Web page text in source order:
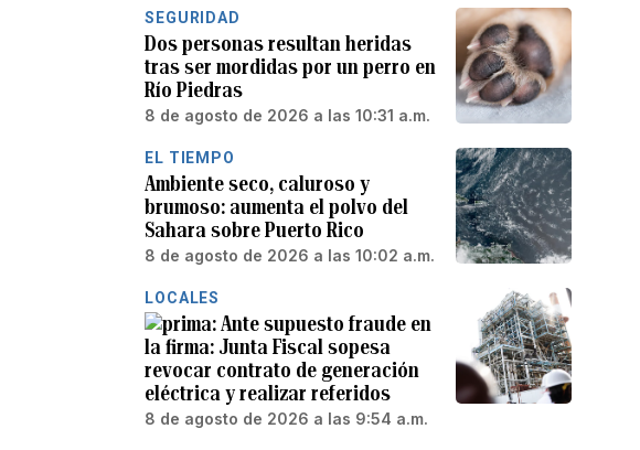
SEGURIDAD
Dos personas resultan heridas
tras ser mordidas por un perro en
Río Piedras
8 de agosto de 2026 a las 10:31 a.m.
EL TIEMPO
Ambiente seco, caluroso y
brumoso: aumenta el polvo del
Sahara sobre Puerto Rico
8 de agosto de 2026 a las 10:02 a.m.
LOCALES
Ante supuesto fraude en
la firma: Junta Fiscal sopesa
revocar contrato de generación
eléctrica y realizar referidos
8 de agosto de 2026 a las 9:54 a.m.